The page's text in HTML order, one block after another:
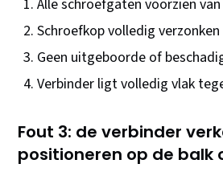
Alle schroefgaten voorzien
Schroefkop volledig
Geen uitgeboorde of
Verbinder ligt volledig vlak
Fout 3: de verbinder
positioneren op de balk